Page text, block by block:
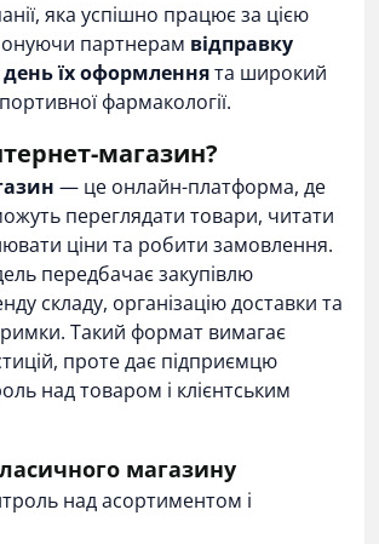
яка успішно працює за цією
партнерам відправку
їх оформленнята широкий
фармакології.
магазин?
— це онлайн-платформа, де
переглядати товари, читати
ціни та робити замовлення.
передбачає закупівлю
складу, організацію доставки та
Такий формат вимагає
проте дає підприємцю
над товаром і клієнтським
магазину
над асортиментом і